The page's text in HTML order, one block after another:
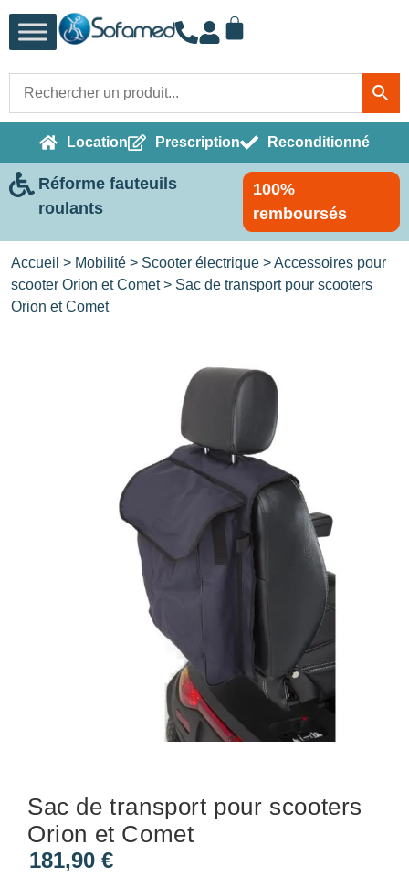
Location Prescription Reconditionné
Réforme fauteuils
roulants
100%
remboursés
Accueil > Mobilité > Scooter électrique >Accessoires pour
scooter Orion et Comet> Sac de transport pour scooters
Orion et Comet
Sac de transport pour scooters
Orion et Comet
181,90 €